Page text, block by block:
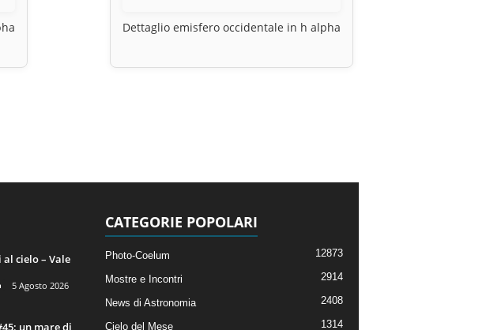
Dettaglio emisfero occidentale in h alpha
cielo – Vale
5 Agosto 2026
un mare di
CATEGORIE POPOLARI
Photo-Coelum 12873
Mostre e Incontri 2914
News di Astronomia 2408
Cielo del Mese 1314